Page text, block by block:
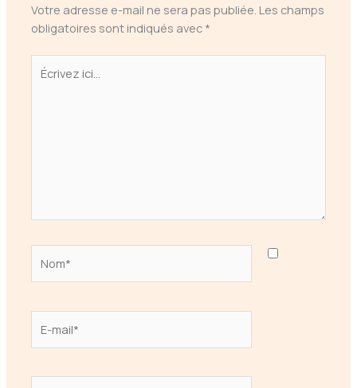
Votre adresse e-mail ne sera pas publiée. Les champs
obligatoires sont indiqués avec *
ici…
mail*